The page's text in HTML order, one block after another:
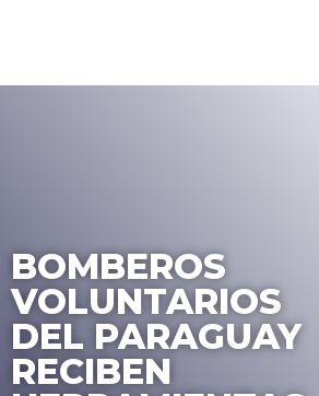
BOMBEROS
VOLUNTARIOS
DEL PARAGUAY
RECIBEN